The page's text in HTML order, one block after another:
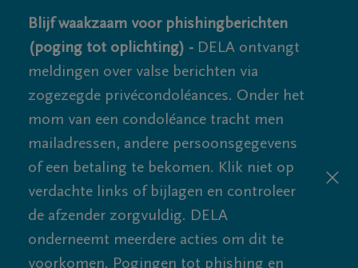
Blijf waakzaam voor phishingberichten
(poging tot oplichting) - DELA ontvangt
meldingen over valse berichten via
zogezegde privécondoléances. Onder het
mom van een condoléance tracht men
mailadressen, andere persoonsgegevens
of een betaling te bekomen. Klik niet op
verdachte links of bijlagen en controleer
de afzender zorgvuldig. DELA
onderneemt meerdere acties om dit te
voorkomen. Pogingen tot phishing en